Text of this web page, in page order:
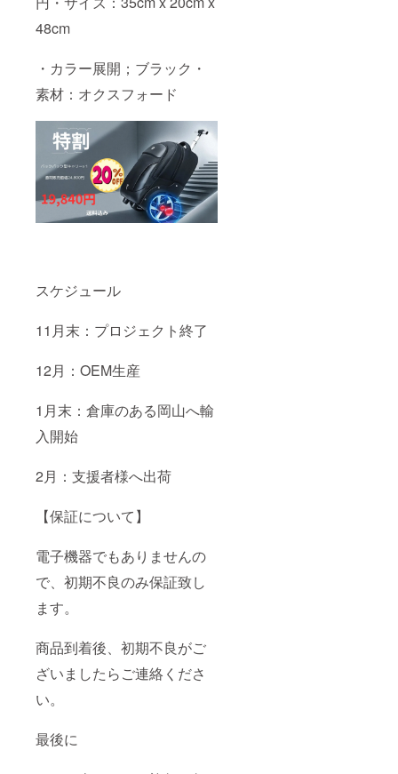
48cm
・カラー展開；ブラック・
素材：オクスフォード
スケジュール
11月末：プロジェクト終了
12月：OEM生産
1月末：倉庫のある岡山へ輸
入開始
2月：支援者様へ出荷
【保証について】
電子機器でもありませんの
で、初期不良のみ保証致し
ます。
商品到着後、初期不良がご
ざいましたらご連絡くださ
い。
最後に